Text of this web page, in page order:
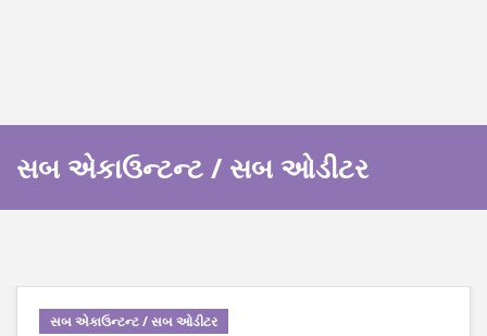
સબ એકાઉન્ટન્ટ / સબ ઓડીટર
સબ એકાઉન્ટન્ટ / સબ ઓડીટર